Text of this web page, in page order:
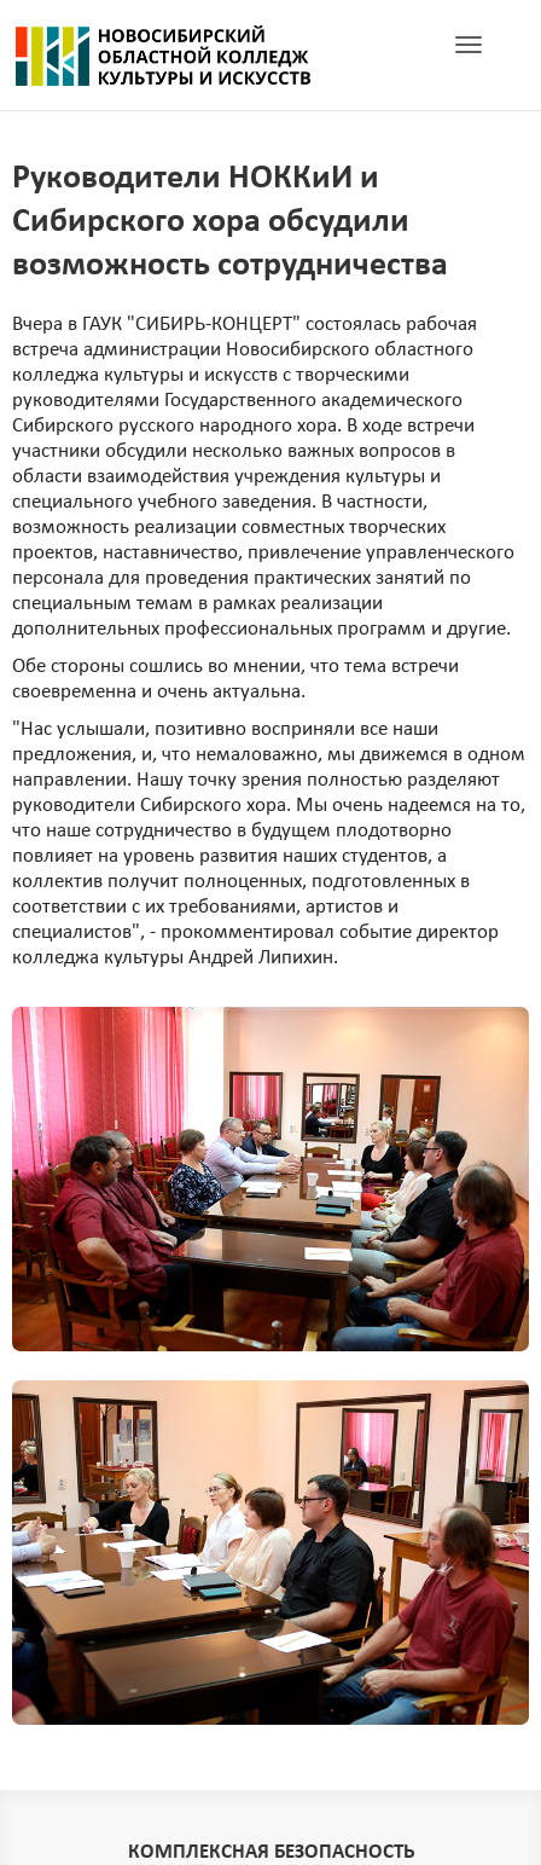
Toggle
Руководители НОККиИ и
Сибирского хора обсудили
возможность сотрудничества
Вчера в ГАУК "СИБИРЬ-КОНЦЕРТ" состоялась рабочая
встреча администрации Новосибирского областного
колледжа культуры и искусств с творческими
руководителями Государственного академического
Сибирского русского народного хора. В ходе встречи
участники обсудили несколько важных вопросов в
области взаимодействия учреждения культуры и
специального учебного заведения. В частности,
возможность реализации совместных творческих
проектов, наставничество, привлечение управленческого
персонала для проведения практических занятий по
специальным темам в рамках реализации
дополнительных профессиональных программ и другие.
Обе стороны сошлись во мнении, что тема встречи
своевременна и очень актуальна.
"Нас услышали, позитивно восприняли все наши
предложения, и, что немаловажно, мы движемся в одном
направлении. Нашу точку зрения полностью разделяют
руководители Сибирского хора. Мы очень надеемся на то,
что наше сотрудничество в будущем плодотворно
повлияет на уровень развития наших студентов, а
коллектив получит полноценных, подготовленных в
соответствии с их требованиями, артистов и
специалистов", - прокомментировал событие директор
колледжа культуры Андрей Липихин.
КОМПЛЕКСНАЯ БЕЗОПАСНОСТЬ